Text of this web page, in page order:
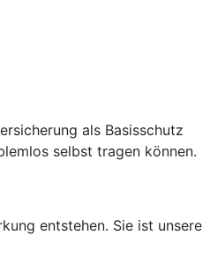
als Basisschutz
selbst tragen können.
entstehen. Sie ist unsere